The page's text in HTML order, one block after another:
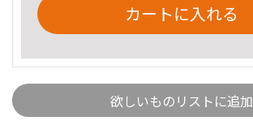
カートに入れる
欲しいものリストに追加